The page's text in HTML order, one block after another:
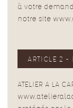
à votre
notre site
ARTICLE 2 -
ATELIER A LA